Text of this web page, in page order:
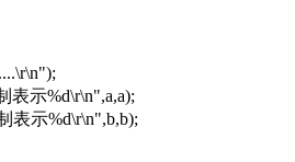
表示%d\r\n",a,a);
表示%d\r\n",b,b);